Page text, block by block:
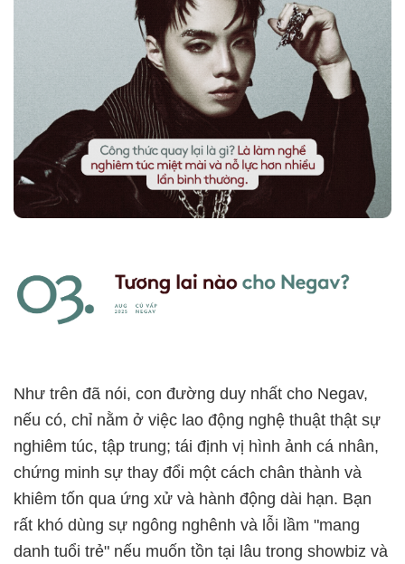
Như trên đã nói, con đường duy nhất cho Negav,
nếu có, chỉ nằm ở việc lao động nghệ thuật thật sự
nghiêm túc, tập trung; tái định vị hình ảnh cá nhân,
chứng minh sự thay đổi một cách chân thành và
khiêm tốn qua ứng xử và hành động dài hạn. Bạn
rất khó dùng sự ngông nghênh và lỗi lầm "mang
danh tuổi trẻ" nếu muốn tồn tại lâu trong showbiz và